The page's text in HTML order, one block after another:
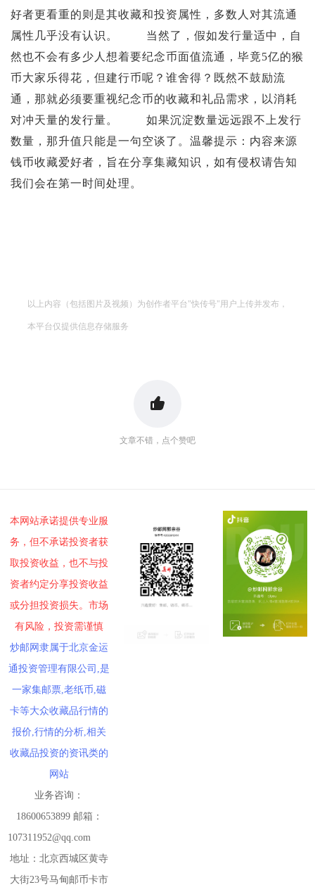
好者更看重的则是其收藏和投资属性，多数人对其流通
属性几乎没有认识。 当然了，假如发行量适中，自
然也不会有多少人想着要纪念币面值流通，毕竟5亿的猴
币大家乐得花，但建行币呢？谁舍得？既然不鼓励流
通，那就必须要重视纪念币的收藏和礼品需求，以消耗
对冲天量的发行量。 如果沉淀数量远远跟不上发行
数量，那升值只能是一句空谈了。温馨提示：内容来源
钱币收藏爱好者，旨在分享集藏知识，如有侵权请告知
我们会在第一时间处理。
以上内容（包括图片及视频）为创作者平台"快传号"用户上传并发布，
本平台仅提供信息存储服务
文章不错，点个赞吧
本网站承诺提供专业服
务，但不承诺投资者获
取投资收益，也不与投
资者约定分享投资收益
或分担投资损失。市场
有风险，投资需谨慎
炒邮网隶属于北京金运
通投资管理有限公司,是
一家集邮票,老纸币,磁
卡等大众收藏品行情的
报价,行情的分析,相关
收藏品投资的资讯类的
网站
业务咨询：
18600653899 邮箱：
107311952@qq.com
地址：北京西城区黄寺
大街23号马甸邮币卡市